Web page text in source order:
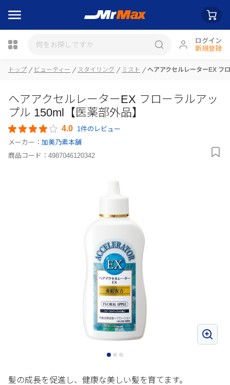
ログイン
新規登録
瓶詰
トップ ビューティー スタイリング ミスト ヘアアクセルレーターEX フ
ヘアアクセルレーターEX フローラルアッ
プル 150ml【医薬部外品】
4.0 1件のレビュー
メーカー： 加美乃素本舗
商品コード： 4987046120342
髪の成長を促進し、健康な美しい髪を育てます。